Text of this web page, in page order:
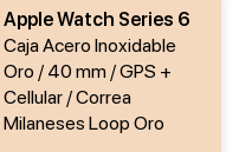
Apple Watch Series 6
Caja Acero Inoxidable
Oro / 40 mm / GPS +
Cellular / Correa
Milaneses Loop Oro